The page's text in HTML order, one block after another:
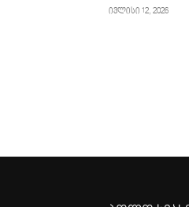
ივლისი 12, 2026